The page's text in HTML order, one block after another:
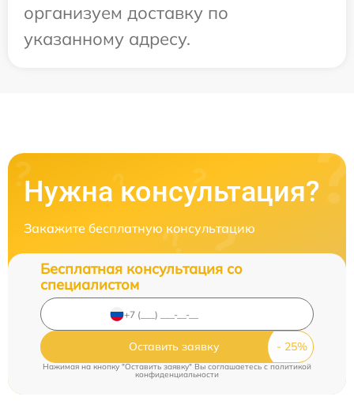
организуем доставку по
указанному адресу.
Нужна консультация?
Закажите бесплатную консультацию
Бесплатная консультация со
специалистом
Оставить заявку
Нажимая на кнопку "Оставить заявку" Вы соглашаетесь c политикой
конфиденциальности